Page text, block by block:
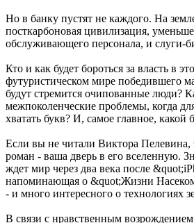
Но в банку пустят не каждого. На
посткарбоновая цивилизация,
обслуживающего персонала, и слуги-
Кто и как будет бороться за власть в
футуристическом мире победившего
будут стремится очипованные люди?
межпоколенческие проблемы, когда
хватать букв? И, самое главное, какой
Если вы не читали Виктора Пелевина,
роман - ваша дверь в его вселенную.
ждет мир через два века после
напоминающая о &quot;Жизни
- и много интересного о технологиях
В связи с нравственным